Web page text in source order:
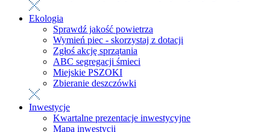
Ekologia
Sprawdź jakość powietrza
Wymień piec - skorzystaj z dotacji
Zgłoś akcję sprzątania
ABC segregacji śmieci
Miejskie PSZOKI
Zbieranie deszczówki
Inwestycje
Kwartalne prezentacje inwestycyjne
Mapa inwestycji